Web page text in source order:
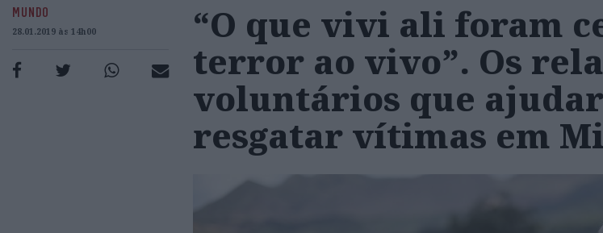
MUNDO
28.01.2019 às 14h00
“O que vivi ali foram
terror ao vivo”. Os
voluntários que
resgatar vítimas em